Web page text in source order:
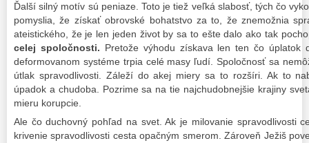
Ďalší silný motív sú peniaze. Toto je tiež veľká slabosť, tých čo
pomyslia, že získať obrovské bohatstvo za to, že znemožnia
ateistického, že je len jeden život by sa to ešte dalo ako tak
celej spoločnosti. Pretože výhodu získava len ten čo
deformovanom systéme trpia celé masy ľudí. Spoločnosť sa
útlak spravodlivosti. Záleží do akej miery sa to rozšíri. Ak to
úpadok a chudoba. Pozrime sa na tie najchudobnejšie krajiny
mieru korupcie.
Ale čo duchovný pohľad na svet. Ak je milovanie spravodlivosti
krivenie spravodlivosti cesta opačným smerom. Zároveň Ježiš